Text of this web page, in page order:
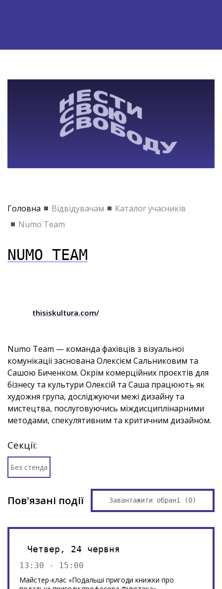
Головна Відвідувачам
Каталог учасників
Numo Team
NUMO TEAM
thisiskultura.com/
Numo Team — команда фахівців з візуальної
комунікації заснована Олексієм Сальниковим та
Сашою Биченком. Окрім комерційних проєктів для
бізнесу та культури Олексій та Саша працюють як
художня група, досліджуючи межі дизайну та
мистецтва, послуговуючись міждисциплінарними
методами, спекулятивним та критичним дизайном.
Секції:
Без стенда
Пов'язані події Завантажити обрані (0)
Четвер, 24 червня
13:30 - 15:00
Майстер-клас «Подальші пригоди книжки про